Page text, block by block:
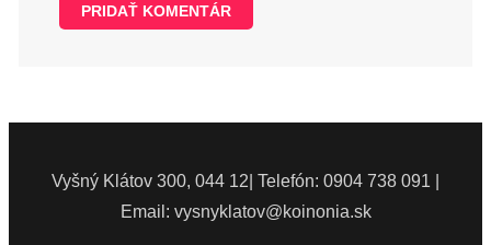
Vyšný Klátov 300, 044 12| Telefón: 0904 738 091 |
Email: vysnyklatov@koinonia.sk